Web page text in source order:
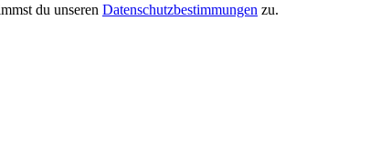
du unseren Datenschutzbestimmungen zu.